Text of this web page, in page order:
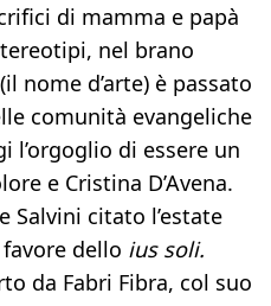
di mamma e papà
nel brano
(il nome d’arte) è passato
comunità evangeliche
l’orgoglio di essere un
e Cristina D’Avena.
Salvini citato l’estate
dello ius soli.
da Fabri Fibra, col suo